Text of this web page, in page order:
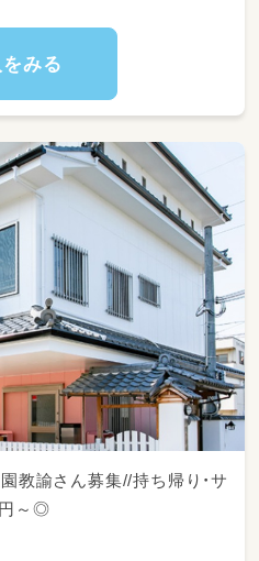
みる
教諭さん募集//持ち帰り・サ
円～◎